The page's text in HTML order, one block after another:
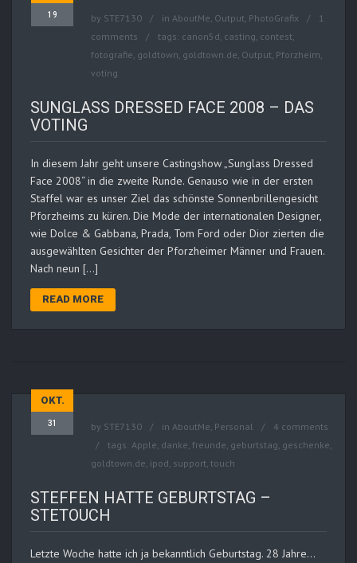
19 by STE7130 in AboutMe, Output, PhotoGrafix
1
comments
tags: canon5d, casting, contest,
fotografie, goldtown, goldtown.de, Output, Pforzheim,
voting
SUNGLASS DRESSED FACE 2008 – DAS
VOTING
In diesem Jahr geht unsere Castingshow „Sunglass Dressed
Face 2008“ in die zweite Runde. Genauso wie in der ersten
Staffel war es unser Ziel das schönste Sonnenbrillengesicht
Pforzheims zu küren. Die Mode der internationalen Designer,
wie Dolce & Gabbana, Prada, Tom Ford oder Dior zierten die
ausgewählten Gesichter der Pforzheimer Männer und Frauen.
Nach neun […]
READ MORE
OKT.
31 by STE7130 in AboutMe, Personal
4 comments
tags: Apple, danke, freunde, geburtstag, geschenke,
goldtown.de, ipod, support, touch
STEFFEN HATTE GEBURTSTAG –
STETOUCH
Letzte Woche hatte ich ja bekanntlich Geburtstag. 28 Jahre…